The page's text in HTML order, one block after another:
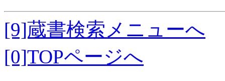
[9]蔵書検索メニューへ
[0]TOPページへ